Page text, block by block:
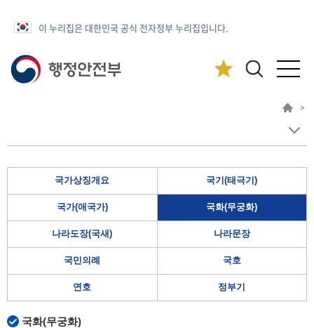
이 누리집은 대한민국 공식 전자정부 누리집입니다.
>
국가상징개요 국기(태극기)
국가(애국가) 국화(무궁화)
나라도장(국새) 나라문장
국민의례 국호
연호 정부기
국화(무궁화)